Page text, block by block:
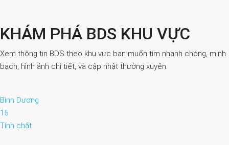
KHÁM PHÁ BDS KHU VỰC
Xem thông tin BDS theo khu vực bạn muốn tìm nhanh chóng, minh
bạch, hình ảnh chi tiết, và cập nhật thường xuyên.
Bình Dương
15
Tính chất